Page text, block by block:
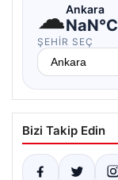
☁Ankara
NaN°C
ŞEHIR SEÇ
Bizi Takip Edin